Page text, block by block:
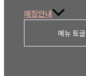
매장안내
메뉴 토글